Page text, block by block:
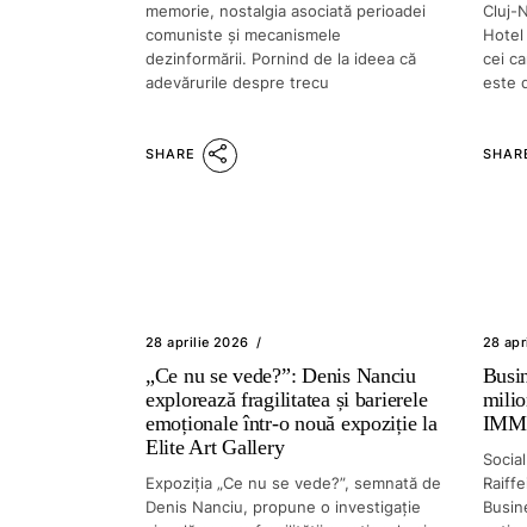
memorie, nostalgia asociată perioadei
comuniste și mecanismele
dezinformării. Pornind de la ideea că
adevărurile despre trecu
SHARE
Cluj-
cei
este
28 aprilie 2026
„Ce nu se vede?”: Denis Nanciu
explorează fragilitatea și barierele
emoționale într-o nouă expoziție la
Elite Art Gallery
Expoziția „Ce nu se vede?”, semnată de
Denis Nanciu, propune o investigație
28
IMM